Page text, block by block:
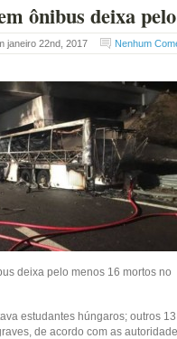
ônibus deixa
janeiro 22nd, 2017 Nenhum
deixa pelo menos 16 mortos no
estudantes húngaros; outros
de acordo com as